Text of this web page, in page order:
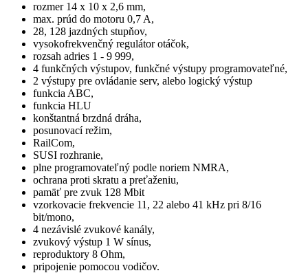
rozmer 14 x 10 x 2,6 mm,
max. prúd do motoru 0,7 A,
28, 128 jazdných stupňov,
vysokofrekvenčný regulátor otáčok,
rozsah adries 1 - 9 999,
4 funkčných výstupov, funkčné výstupy programovateľné,
2 výstupy pre ovládanie serv, alebo logický výstup
funkcia ABC,
funkcia HLU
konštantná brzdná dráha,
posunovací režim,
RailCom,
SUSI rozhranie,
plne programovateľný podle noriem NMRA,
ochrana proti skratu a preťaženiu,
pamäť pre zvuk 128 Mbit
vzorkovacie frekvencie 11, 22 alebo 41 kHz pri 8/16
bit/mono,
4 nezávislé zvukové kanály,
zvukový výstup 1 W sínus,
reproduktory 8 Ohm,
pripojenie pomocou vodičov.